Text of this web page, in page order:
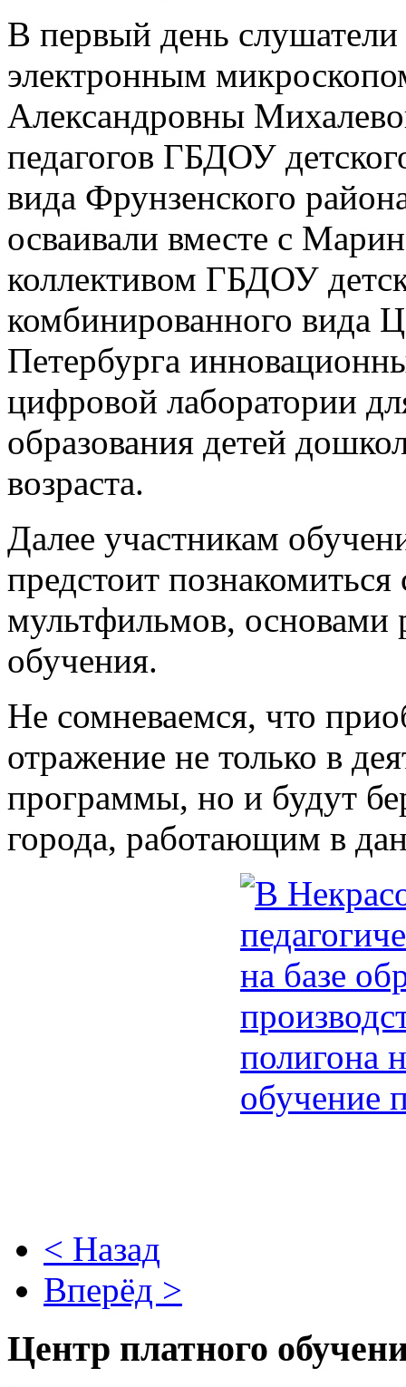
В первый день слушатели
электронным
Александровны
педагогов ГБДОУ
вида Фрунзенского
осваивали вместе с
коллективом ГБДОУ
комбинированного вида
Петербурга
цифровой лаборатории
образования детей
возраста.
Далее участникам
предстоит
мультфильмов, основами
обучения.
Не сомневаемся, что
отражение не только в
программы, но и будут
города, работающим в
< Назад
Вперёд >
Центр платного